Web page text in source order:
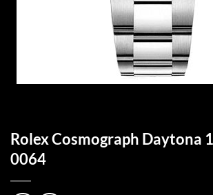
Rolex Cosmograph Daytona
0064